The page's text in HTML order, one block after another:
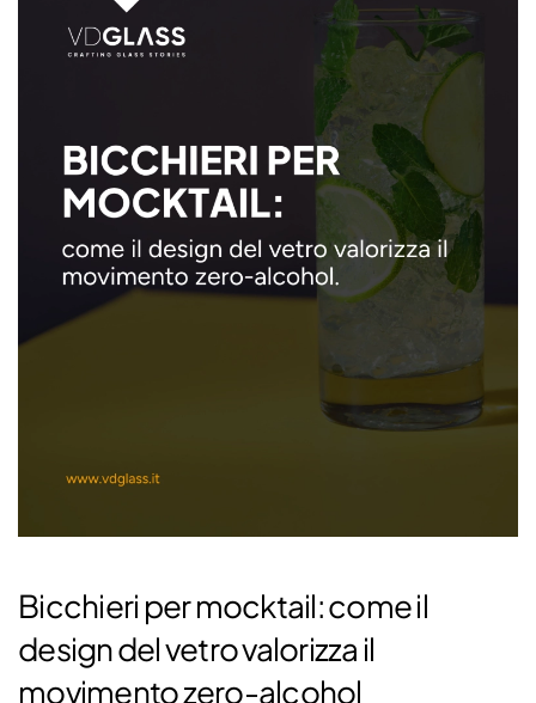
Bicchieri per mocktail: come il
design del vetro valorizza il
movimento zero-alcohol